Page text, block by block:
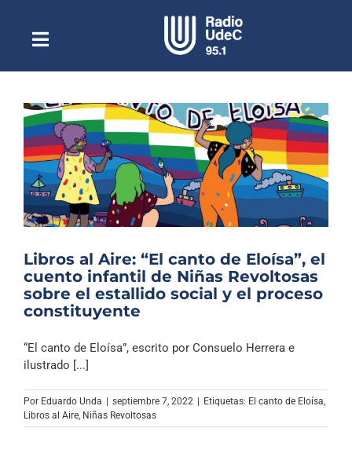
contenidoToggle
NavigationEscuchar Radio UdeC en vivo
Quiénes Somos
Programación
Podcast
Noticias
Columnas
Música Clásica
Libros al Aire: “El canto de Eloísa”, el
cuento infantil de Niñas Revoltosas
sobre el estallido social y el proceso
constituyente
“El canto de Eloísa”, escrito por Consuelo Herrera e
ilustrado [...]
Por Eduardo Unda | septiembre 7, 2022 | Etiquetas: El canto de Eloísa
Libros al Aire Niñas Revoltosas